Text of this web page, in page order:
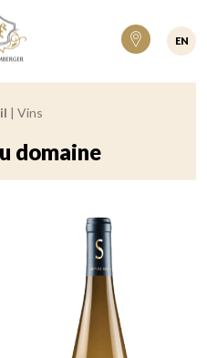
Schlumberger Vignerons 100%
EN
| Vins
domaine